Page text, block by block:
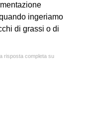
ingeriamo
di grassi o di
risposta completa su